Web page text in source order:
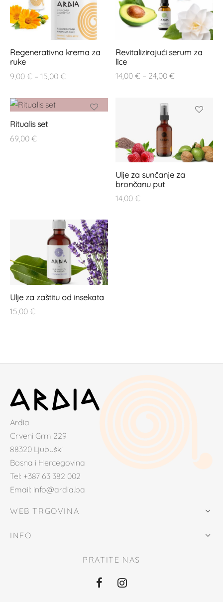
Regenerativna krema za
ruke
9,00 € – 15,00 €
od
9,00 €
Revitalizirajući serum za
lice
14,00 € – 24,00 €Raspon
14,00 €
Ritualis set
69,00 €
Ulje za sunčanje za
brončanu put
14,00 €
Ulje za zaštitu od insekata
15,00 €
Ardia
Crveni Grm 229
88320 Ljubuški
Bosna i Hercegovina
Tel: +387 63 382 002
Email: info@ardia.ba
WEB TRGOVINA
INFO
PRATITE NAS